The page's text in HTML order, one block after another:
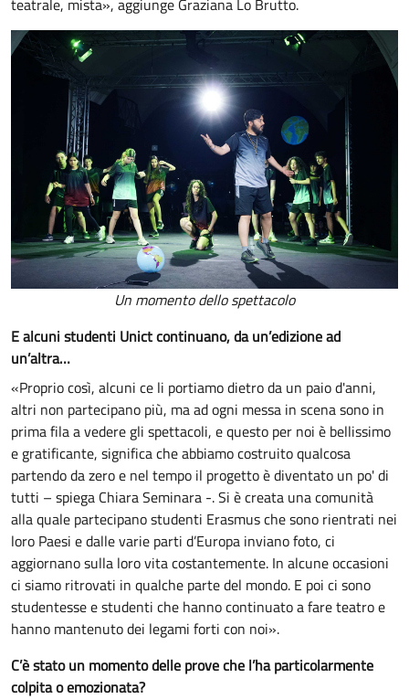
teatrale, mista», aggiunge Graziana Lo Brutto.
Un momento dello spettacolo
E alcuni studenti Unict continuano, da un’edizione ad
un’altra…
«Proprio così, alcuni ce li portiamo dietro da un paio d'anni,
altri non partecipano più, ma ad ogni messa in scena sono in
prima fila a vedere gli spettacoli, e questo per noi è bellissimo
e gratificante, significa che abbiamo costruito qualcosa
partendo da zero e nel tempo il progetto è diventato un po' di
tutti – spiega Chiara Seminara -. Si è creata una comunità
alla quale partecipano studenti Erasmus che sono rientrati nei
loro Paesi e dalle varie parti d’Europa inviano foto, ci
aggiornano sulla loro vita costantemente. In alcune occasioni
ci siamo ritrovati in qualche parte del mondo. E poi ci sono
studentesse e studenti che hanno continuato a fare teatro e
hanno mantenuto dei legami forti con noi».
C’è stato un momento delle prove che l’ha particolarmente
colpita o emozionata?